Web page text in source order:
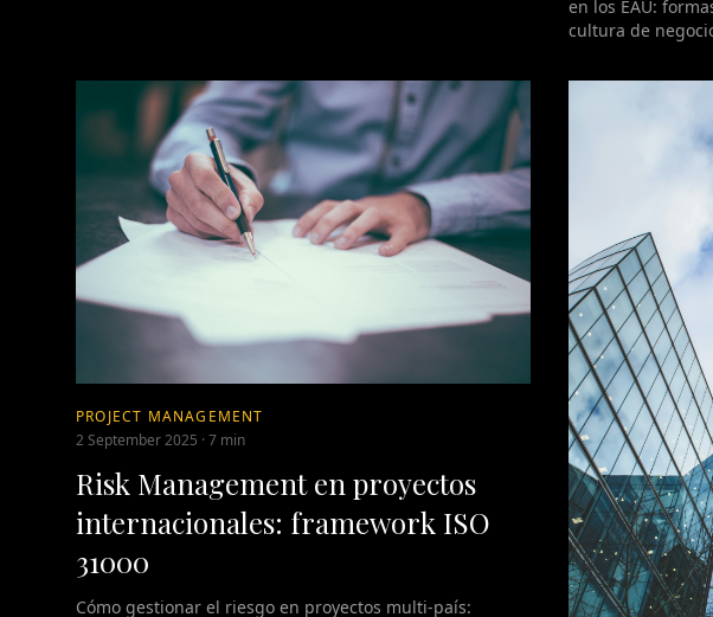
en los EAU:
cultura de
PROJECT MANAGEMENT
2 September 2025 · 7 min
Risk Management en proyectos
internacionales: framework ISO
31000
Cómo gestionar el riesgo en proyectos multi-país: